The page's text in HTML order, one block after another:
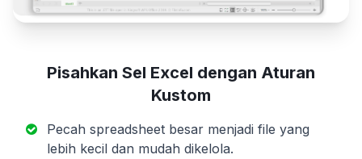
Pisahkan Sel Excel dengan Aturan
Kustom
Pecah spreadsheet besar menjadi file yang
lebih kecil dan mudah dikelola.